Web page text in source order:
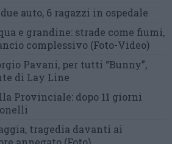
auto, 6 ragazzi in ospedale
e grandine: strade come fiumi,
complessivo (Foto-Video)
Pavani, per tutti “Bunny”,
di Lay Line
Provinciale: dopo 11 giorni
tragedia davanti ai